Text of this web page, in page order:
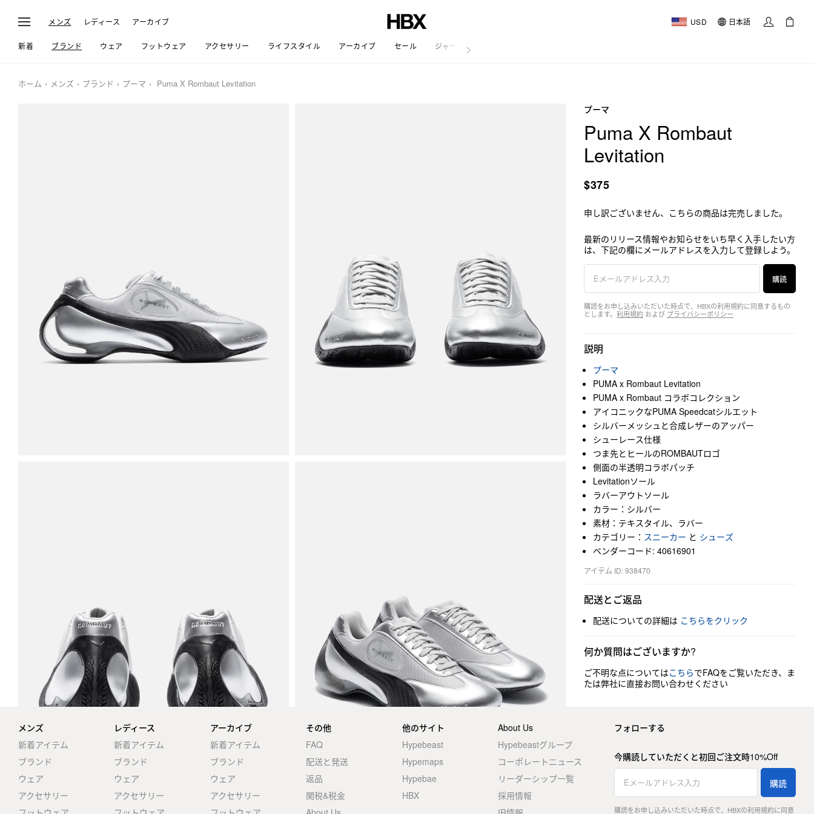
メンズ レディース アーカイブ USD 日本語
新着 ブランド ウェア フットウェア アクセサリー ライフスタイル アーカイブ セール ジャーナル
ホーム メンズ ブランド プーマ Puma X Rombaut Levitation
プーマ
Puma X Rombaut
Levitation
$375
申し訳ございません、こちらの商品は完売しました。
最新のリリース情報やお知らせをいち早く入手したい方
は、下記の欄にメールアドレスを入力して登録しよう。
購読
購読をお申し込みいただいた時点で、HBXの利用規約に同意するもの
とします。 利用規約 および プライバシーポリシー
説明
プーマ
PUMA x Rombaut Levitation
PUMA x Rombaut コラボコレクション
アイコニックなPUMA Speedcatシルエット
シルバーメッシュと合成レザーのアッパー
シューレース仕様
つま先とヒールのROMBAUTロゴ
側面の半透明コラボパッチ
Levitationソール
ラバーアウトソール
カラー：シルバー
素材：テキスタイル、ラバー
カテゴリー： スニーカー と シューズ
ベンダーコード: 40616901
アイテム ID: 938470
配送とご返品
配送についての詳細は こちらをクリック
何か質問はございますか?
ご不明な点についてはこちらでFAQをご覧いただき、ま
たは弊社に直接お問い合わせください
メンズ
新着アイテム
ブランド
ウェア
アクセサリー
レディース
新着アイテム
ブランド
ウェア
アクセサリー
アーカイブ
新着アイテム
ブランド
ウェア
アクセサリー
その他
FAQ
配送と発送
返品
関税&税金
他のサイト
Hypebeast
Hypemaps
Hypebae
HBX
About Us
Hypebeastグループ
コーポレートニュース
リーダーシップ一覧
採用情報
フォローする
今購読していただくと初回ご注文時10%Off
購読
購読をお申し込みいただいた時点で、HBXの利用規約に同意